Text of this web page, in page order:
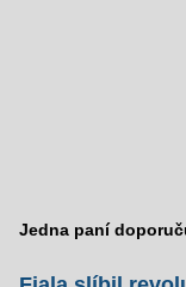
Jedna paní